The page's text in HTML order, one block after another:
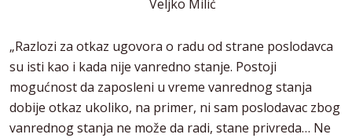
Veljko Milić
„Razlozi za otkaz ugovora o radu od strane poslodavca
su isti kao i kada nije vanredno stanje. Postoji
mogućnost da zaposleni u vreme vanrednog stanja
dobije otkaz ukoliko, na primer, ni sam poslodavac zbog
vanrednog stanja ne može da radi, stane privreda… Ne